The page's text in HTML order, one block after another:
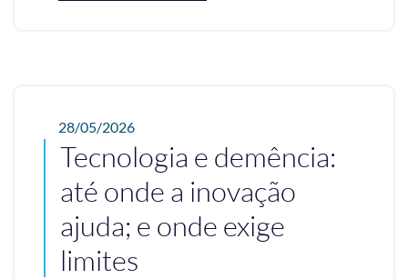
28/05/2026
Tecnologia e demência:
até onde a inovação
ajuda; e onde exige
limites